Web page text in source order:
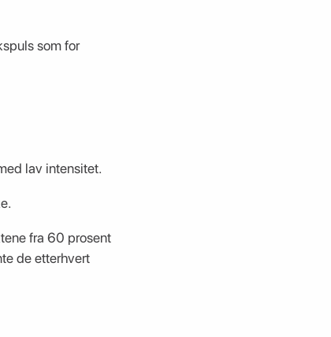
som for
lav intensitet.
fra 60 prosent
de etterhvert